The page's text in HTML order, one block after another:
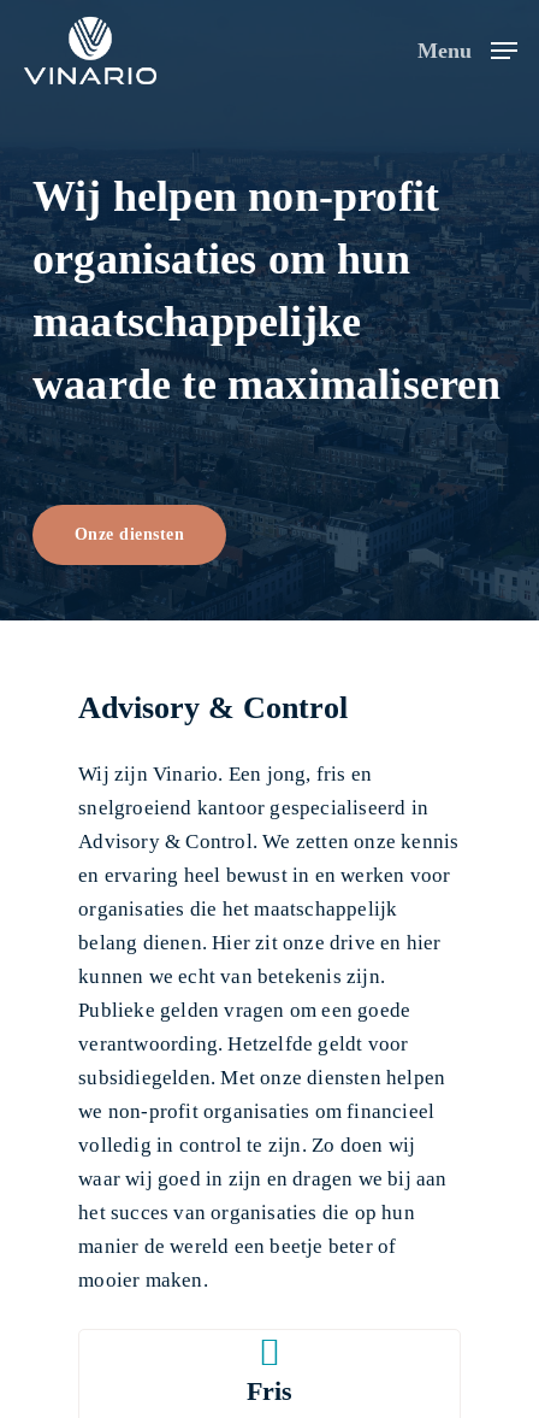
main
Menu
Wij helpen non-profit
organisaties om hun
maatschappelijke
waarde te maximaliseren
Onze diensten
Advisory & Control
Wij zijn Vinario. Een jong, fris en
snelgroeiend kantoor gespecialiseerd in
Advisory & Control. We zetten onze kennis
en ervaring heel bewust in en werken voor
organisaties die het maatschappelijk
belang dienen. Hier zit onze drive en hier
kunnen we echt van betekenis zijn.
Publieke gelden vragen om een goede
verantwoording. Hetzelfde geldt voor
subsidiegelden. Met onze diensten helpen
we non-profit organisaties om financieel
volledig in control te zijn. Zo doen wij
waar wij goed in zijn en dragen we bij aan
het succes van organisaties die op hun
manier de wereld een beetje beter of
mooier maken.
Fris